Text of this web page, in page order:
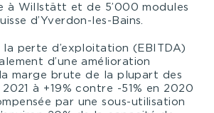
à Willstätt et de 5’000 modules
d’Yverdon-les-Bains.
perte d’exploitation (EBITDA)
d’une amélioration
marge brute de la plupart des
à +19% contre -51% en 2020
par une sous-utilisation